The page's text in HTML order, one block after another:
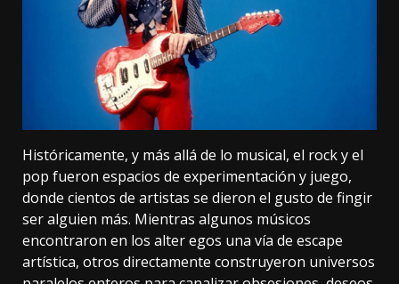
Históricamente, y más allá de lo musical, el rock y el
pop fueron espacios de experimentación y juego,
donde cientos de artistas se dieron el gusto de fingir
ser alguien más. Mientras algunos músicos
encontraron en los alter egos una vía de escape
artística, otros directamente construyeron universos